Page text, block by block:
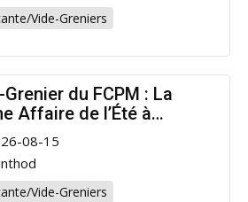
Vide-Greniers
du FCPM : La
Affaire de l’Été à
!
08-15
Vide-Greniers